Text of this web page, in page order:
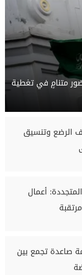
متنامٍ في تغطية
الرضع وتنسيق
أعمال
صاعدة تجمع بين